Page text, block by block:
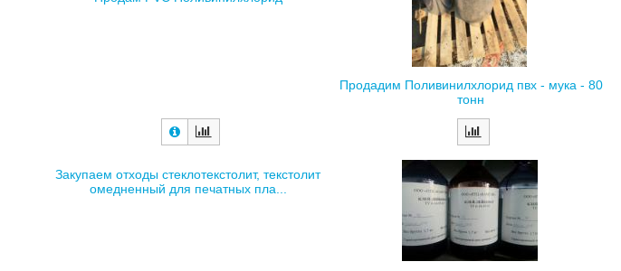
Продадим Поливинилхлорид пвх - мука - 80
тонн
Закупаем отходы стеклотекстолит, текстолит
омедненный для печатных пла...